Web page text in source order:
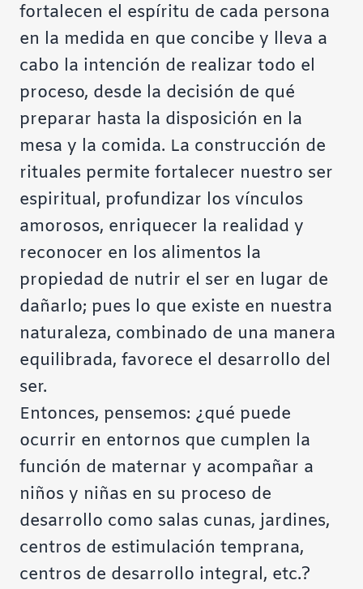
fortalecen el espíritu de cada persona
en la medida en que concibe y lleva a
cabo la intención de realizar todo el
proceso, desde la decisión de qué
preparar hasta la disposición en la
mesa y la comida. La construcción de
rituales permite fortalecer nuestro ser
espiritual, profundizar los vínculos
amorosos, enriquecer la realidad y
reconocer en los alimentos la
propiedad de nutrir el ser en lugar de
dañarlo; pues lo que existe en nuestra
naturaleza, combinado de una manera
equilibrada, favorece el desarrollo del
ser.
Entonces, pensemos: ¿qué puede
ocurrir en entornos que cumplen la
función de maternar y acompañar a
niños y niñas en su proceso de
desarrollo como salas cunas, jardines,
centros de estimulación temprana,
centros de desarrollo integral, etc.?